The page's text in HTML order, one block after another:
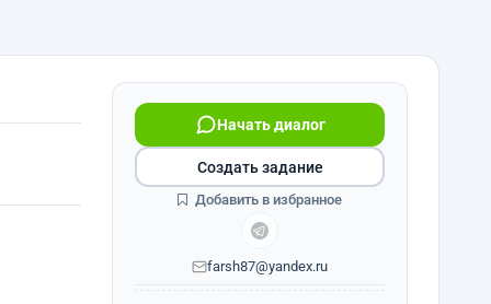
Начать диалог
farsh87@yandex.ru
Создать задание
Добавить в избранное